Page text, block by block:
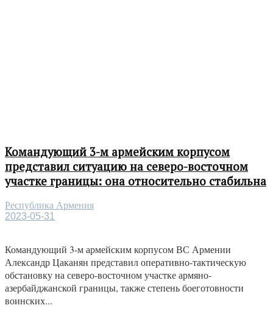
Командующий 3-м армейским корпусом
представил ситуацию на северо-восточном
участке границы: она относительно стабильна
Республика Армения
2023-05-31
Командующий 3-м армейским корпусом ВС Армении
Александр Цаканян представил оперативно-тактическую
обстановку на северо-восточном участке армяно-
азербайджанской границы, также степень боеготовности
воинских...